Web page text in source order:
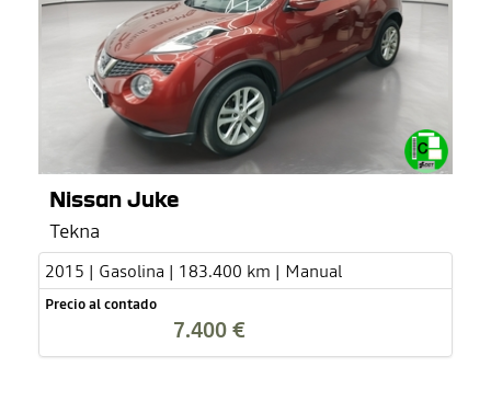
Nissan Juke
Tekna
2015 | Gasolina | 183.400 km | Manual
Precio al contado
7.400 €